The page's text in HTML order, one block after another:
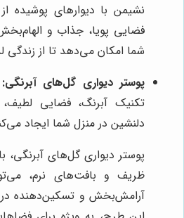
نشیمن با دیوارهای پوشیده
فضایی پویا، جذاب و
شما امکان می‌دهد تا از زندگی
پوستر دیواری گل‌های آبرنگی:
تکنیک آبرنگ، فضایی
دلنشین در منزل شما ایجاد
پوستر دیواری گل‌های
ظریف و بافت‌های نرم،
آرامش‌بخش و تسکین‌دهنده در